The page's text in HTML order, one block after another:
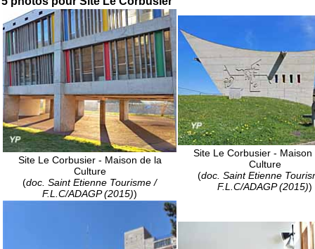
Site Le Corbusier - Maison de la
Culture
(doc. Saint Etienne Tourisme /
F.L.C/ADAGP (2015))
Site Le Corbusier - Maison
Culture
(doc. Saint Etienne
F.L.C/ADAGP (2015))